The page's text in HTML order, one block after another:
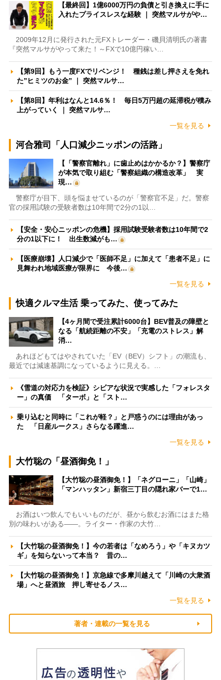
【最終回】1億6000万円の負債と引き換えに手に
入れたプライスレスな経験 ｜ 突然マルサがや…
2009年12月に発行された元FXトレーダー・磯貝清明氏の著書
『突然マルサがやって来た！～FXで10億円稼い…
【第9回】もう一度FXでリベンジ！ 種銭は差し押さえを免れ
た”ヒミツのお金” ｜ 突然マルサ…
【第8回】年利はなんと14.6％！ 毎日5万円超の延滞税が積み
上がっていく ｜ 突然マルサ…
一覧を見る
河合雅司「人口減少ニッポンの活路」
【「警察官離れ」に歯止めはかかるか？】警察庁
が本気で取り組む「警察組織の構造改革」 実
現…
警察庁が目下、頭を悩ませているのが「警察官不足」だ。警察
官の採用試験の受験者数は10年間で2分の1以…
【安全・安心ニッポンの危機】採用試験受験者数は10年間で2
分の1以下に！ 出生数減がも…
【医療崩壊】人口減少で「医師不足」に加えて「患者不足」に
見舞われ地域医療が限界に 今後…
一覧を見る
快適クルマ生活 乗ってみた、使ってみた
【4ヶ月間で受注累計6000台】BEV普及の障壁と
なる「航続距離の不安」「充電のストレス」解
消…
あれほどもてはやされていた「EV（BEV）シフト」の潮流も、
最近では減速基調になっているように見える。…
《雪道の対応力を検証》シビアな状況で実感した「フォレスタ
ー」の真価 「ターボ」と「スト…
乗り込むと同時に「これが軽？」と戸惑うのには理由があっ
た 「日産ルークス」さらなる躍進…
一覧を見る
大竹聡の「昼酒御免！」
【大竹聡の昼酒御免！】「ネグローニ」「山崎」
「マンハッタン」新宿三丁目の隠れ家バーで1…
お酒はいつ飲んでもいいものだが、昼から飲むお酒にはまた格
別の味わいがある――。ライター・作家の大竹…
【大竹聡の昼酒御免！】今の若者は「なめろう」や「キヌカツ
ギ」を知らないって本当？ 昔の…
【大竹聡の昼酒御免！】京急線で多摩川越えて「川崎の大衆酒
場」へと昼酒旅 押し寄せるノス…
一覧を見る
著者・連載の一覧を見る